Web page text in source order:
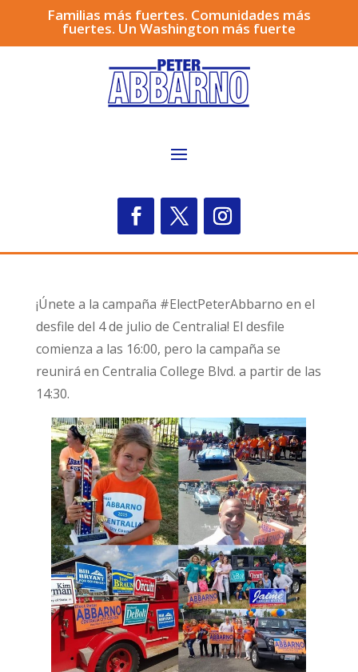
Familias más fuertes. Comunidades más
fuertes. Un Washington más fuerte
¡Únete a la campaña #ElectPeterAbbarno en el
desfile del 4 de julio de Centralia! El desfile
comienza a las 16:00, pero la campaña se
reunirá en Centralia College Blvd. a partir de las
14:30.